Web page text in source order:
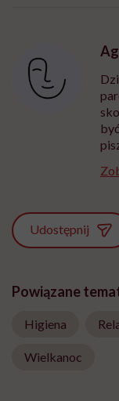
Udostępnij
Powiązane
Higiena
Wielkanoc